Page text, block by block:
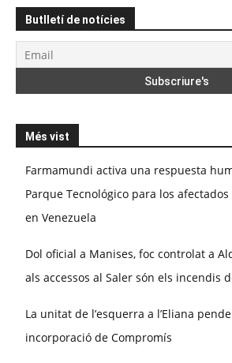
Butlletí de notícies
Més vist
Farmamundi activa una respuesta
Parque Tecnológico para los
en Venezuela
Dol oficial a Manises, foc controlat a
als accessos al Saler són els incendis
La unitat de l’esquerra a l’Eliana
incorporació de Compromís